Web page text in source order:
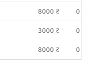
8000 ₴ 0
3000 ₴ 0
8000 ₴ 0